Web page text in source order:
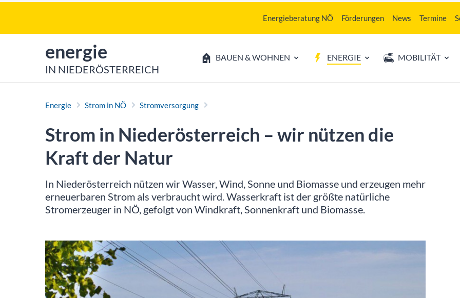
Zum Inhalt
Zum Hauptmenü
Energieberatung NÖ Förderungen News Termine
zur Startseite von
energie
IN NIEDERÖSTERREICH
BAUEN & WOHNEN ENERGIE MOBILITÄT
Energie Strom in NÖ Stromversorgung
Strom in Niederösterreich – wir nützen die
Kraft der Natur
In Niederösterreich nützen wir Wasser, Wind, Sonne und Biomasse und erzeugen mehr
erneuerbaren Strom als verbraucht wird. Wasserkraft ist der größte natürliche
Stromerzeuger in NÖ, gefolgt von Windkraft, Sonnenkraft und Biomasse.